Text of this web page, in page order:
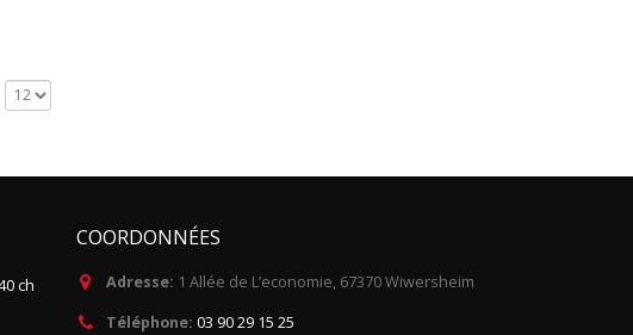
ch
COORDONNÉES
Adresse: 1 Allée de L’economie, 67370 Wiwersheim
Téléphone: 03 90 29 15 25